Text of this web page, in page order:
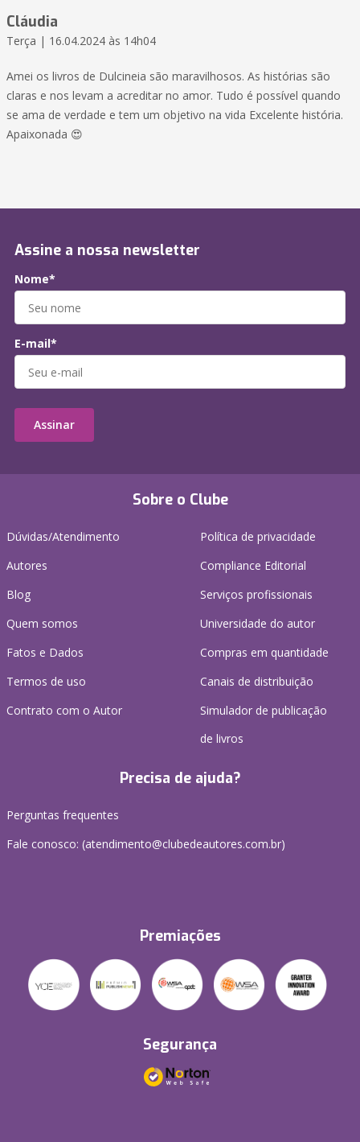
Cláudia
Terça | 16.04.2024 às 14h04
Amei os livros de Dulcineia são maravilhosos. As histórias são
claras e nos levam a acreditar no amor. Tudo é possível quando
se ama de verdade e tem um objetivo na vida Excelente história.
Apaixonada 😍
Sobre o Clube
Dúvidas/Atendimento
Autores
Blog
Quem somos
Fatos e Dados
Termos de uso
Contrato com o Autor
Política de privacidade
Compliance Editorial
Serviços profissionais
Universidade do autor
Compras em quantidade
Canais de distribuição
Simulador de publicação
de livros
Precisa de ajuda?
Perguntas frequentes
Fale conosco: (atendimento@clubedeautores.com.br)
Premiações
Segurança
Assine a nossa newsletter
Nome*
E-mail*
Assinar